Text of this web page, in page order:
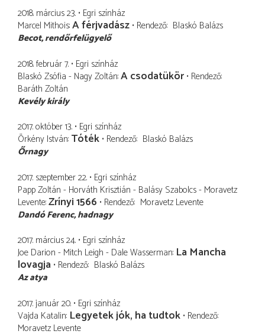
2018. március 23. Egri színház
Marcel Mithois A férjvadász Rendező Blaskó Balázs
Becot rendőrfelügyelő
2018. február 7. Egri színház
Blaskó Zsófia - Nagy Zoltán A csodatükör Rendező
Baráth Zoltán
Kevély király
2017. október 13. Egri színház
Örkény István Tóték Rendező Blaskó Balázs
Őrnagy
2017. szeptember 22. Egri színház
Papp Zoltán - Horváth Krisztián - Balásy Szabolcs - Moravetz
Levente Zrínyi 1566 Rendező Moravetz Levente
Dandó Ferenc hadnagy
2017. március 24. Egri színház
Joe Darion - Mitch Leigh - Dale Wasserman La Mancha
lovagja Rendező Blaskó Balázs
Az atya
2017. január 20. Egri színház
Vajda Katalin Legyetek jók, ha tudtok Rendező
Moravetz Levente